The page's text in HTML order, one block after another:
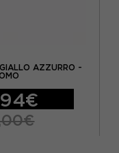
AZZURRO -